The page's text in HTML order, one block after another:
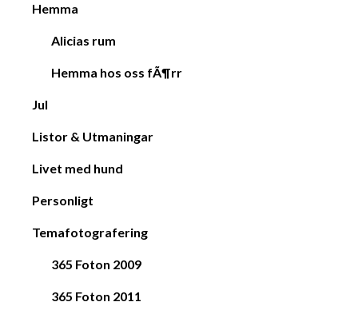
Hemma
Alicias rum
Hemma hos oss fÃ¶rr
Jul
Listor & Utmaningar
Livet med hund
Personligt
Temafotografering
365 Foton 2009
365 Foton 2011